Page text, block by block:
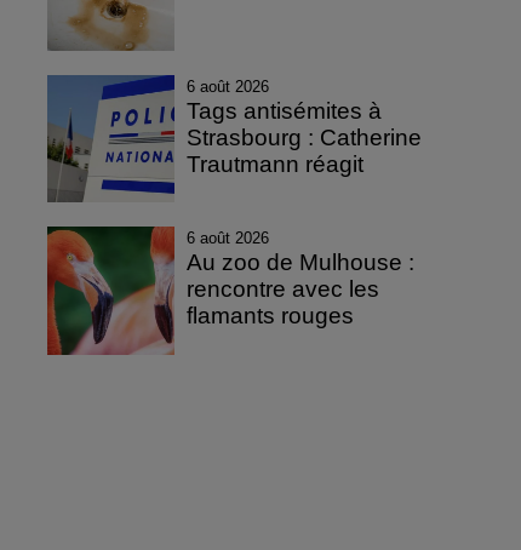
6 août 2026
Tags antisémites à
Strasbourg : Catherine
Trautmann réagit
6 août 2026
Au zoo de Mulhouse :
rencontre avec les
flamants rouges